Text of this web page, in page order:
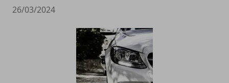
26/03/2024